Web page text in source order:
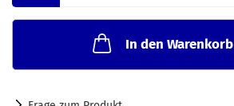
In den Warenkorb